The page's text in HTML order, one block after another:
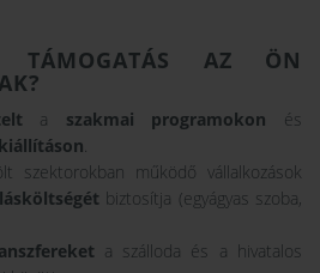
AZ ÖN
a szakmai programokon és
.
szektorokban működő vállalkozások
biztosítja (egyágyas szoba,
a szálloda és a hivatalos